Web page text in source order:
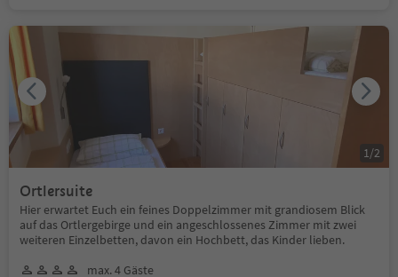
Ortlersuite
Hier erwartet Euch ein feines Doppelzimmer mit grandiosem Blick
auf das Ortlergebirge und ein angeschlossenes Zimmer mit zwei
weiteren Einzelbetten, davon ein Hochbett, das Kinder lieben.
max. 4 Gäste
1 /2